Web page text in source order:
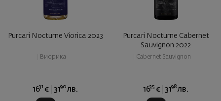
Purcari Nocturne Viorica 2023
Виорика
1631 € 3190 лв.
Purcari Nocturne Cabernet
Sauvignon 2022
Cabernet Sauvignon
1635 € 3198 лв.